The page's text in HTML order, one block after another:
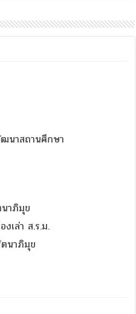
นาสถานศึกษา
นาภิมุข
งเล่า ส.ร.ม.
นาภิมุข